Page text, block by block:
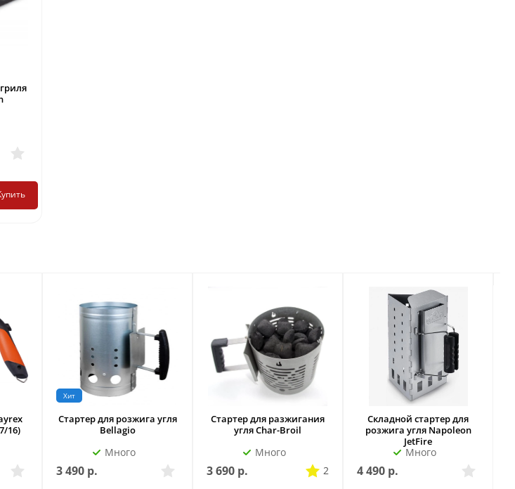
16)
Хит
Стартер для розжига угля
Bellagio
Много
3 490 р.
Стартер для разжигания
угля Char-Broil
Много
3 690 р. 2
Складной стартер для
розжига угля Napoleon
JetFire
Много
4 490 р.